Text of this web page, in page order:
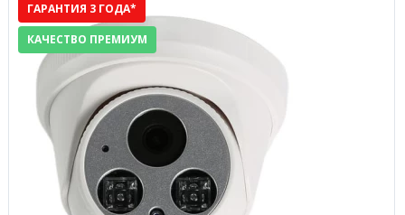
ГАРАНТИЯ 3 ГОДА*
КАЧЕСТВО ПРЕМИУМ